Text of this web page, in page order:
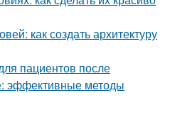
как создать архитектуру
пациентов после
эффективные методы